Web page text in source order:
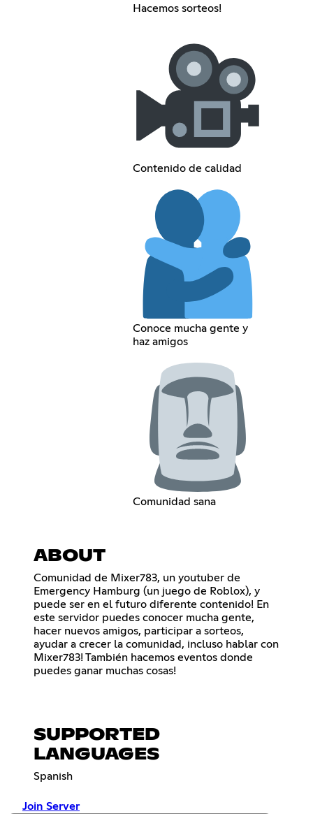
Hacemos sorteos!
Contenido de calidad
Conoce mucha gente y
haz amigos
Comunidad sana
ABOUT
Comunidad de Mixer783, un youtuber de
Emergency Hamburg (un juego de Roblox), y
puede ser en el futuro diferente contenido! En
este servidor puedes conocer mucha gente,
hacer nuevos amigos, participar a sorteos,
ayudar a crecer la comunidad, incluso hablar con
Mixer783! También hacemos eventos donde
puedes ganar muchas cosas!
SUPPORTED
LANGUAGES
Spanish
Join Server